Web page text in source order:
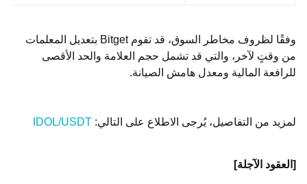
وفقًا لظروف مخاطر السوق، قد تقوم Bitget بتعديل المعلمات
من وقتٍ لآخر، والتي قد تشمل حجم العلامة والحد الأقصى
للرافعة المالية ومعدل هامش الصيانة.
لمزيد من التفاصيل، يُرجى الاطلاع على التالي: IDOL/USDT
[العقود الآجلة]